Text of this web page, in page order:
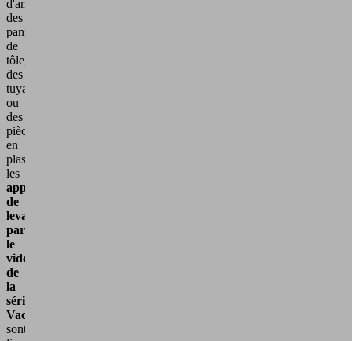
d'armes,
des
panneaux
de
tôle,
des
tuyaux
ou
des
pièces
en
plastique,
les
appareils
de
levage
par
le
vide
de
la
série
VacuMaster
sont